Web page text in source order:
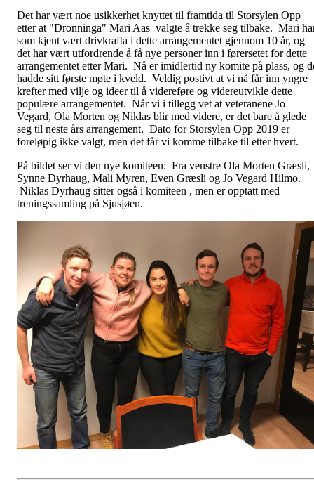
Det har vært noe usikkerhet knyttet til framtida til Storsylen Opp
etter at "Dronninga" Mari Aas valgte å trekke seg tilbake. Mari
som kjent vært drivkrafta i dette arrangementet gjennom 10 år, og
det har vært utfordrende å få nye personer inn i førersetet for dette
arrangementet etter Mari. Nå er imidlertid ny komite på plass, og
hadde sitt første møte i kveld. Veldig postivt at vi nå får inn yngre
krefter med vilje og ideer til å videreføre og videreutvikle dette
populære arrangementet. Når vi i tillegg vet at veteranene Jo
Vegard, Ola Morten og Niklas blir med videre, er det bare å glede
seg til neste års arrangement. Dato for Storsylen Opp 2019 er
foreløpig ikke valgt, men det får vi komme tilbake til etter hvert.
På bildet ser vi den nye komiteen: Fra venstre Ola Morten Græsli,
Synne Dyrhaug, Mali Myren, Even Græsli og Jo Vegard Hilmo.
Niklas Dyrhaug sitter også i komiteen , men er opptatt med
treningssamling på Sjusjøen.